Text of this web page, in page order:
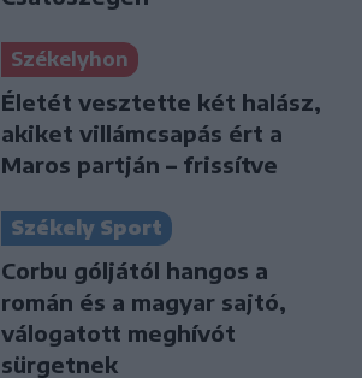
Székelyhon
Életét vesztette két halász,
akiket villámcsapás ért a
Maros partján – frissítve
Székely Sport
Corbu góljától hangos a
román és a magyar sajtó,
válogatott meghívót
sürgetnek